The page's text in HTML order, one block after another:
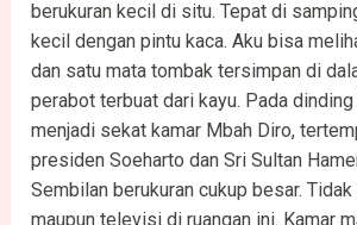
berukuran kecil di situ. Tepat di
kecil dengan pintu kaca. Aku bisa
dan satu mata tombak tersimpan di
perabot terbuat dari kayu. Pada
menjadi sekat kamar Mbah Diro,
presiden Soeharto dan Sri Sultan
Sembilan berukuran cukup besar.
maupun televisi di ruangan ini. Kamar